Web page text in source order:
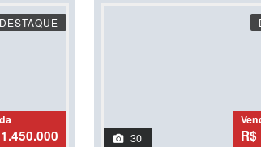
DESTAQUE
30 R$